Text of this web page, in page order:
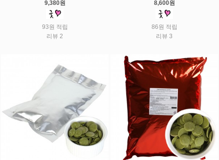
9,380원
93원 적립
리뷰 2
8,600원
86원 적립
리뷰 3